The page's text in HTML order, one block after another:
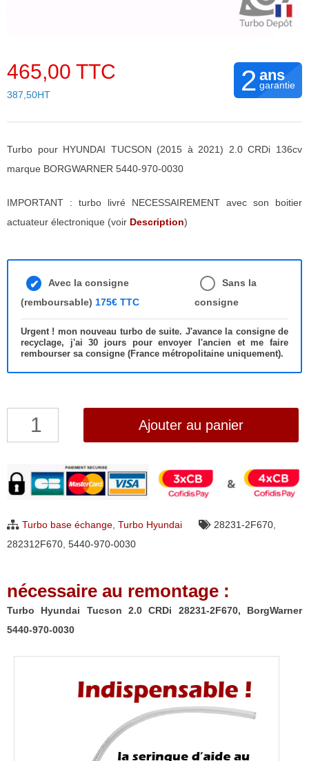
465,00 TTC
387,50HT 2 ans
garantie
Turbo pour HYUNDAI TUCSON (2015 à 2021) 2.0 CRDi 136cv
marque BORGWARNER 5440-970-0030
IMPORTANT : turbo livré NECESSAIREMENT avec son boitier
actuateur électronique (voir Description)
Avec la consigne
(remboursable) 175€ TTC
Sans la
consigne
Urgent ! mon nouveau turbo de suite. J'avance la consigne de
recyclage, j'ai 30 jours pour envoyer l'ancien et me faire
rembourser sa consigne (France métropolitaine uniquement).
quantité
Hyundai
Tucson
CRDi
BorgWarner
5440-
970-
Ajouter au panier
Turbo base échange, Turbo Hyundai 28231-2F670,
282312F670, 5440-970-0030
nécessaire au remontage :
Turbo Hyundai Tucson 2.0 CRDi 28231-2F670, BorgWarner
5440-970-0030